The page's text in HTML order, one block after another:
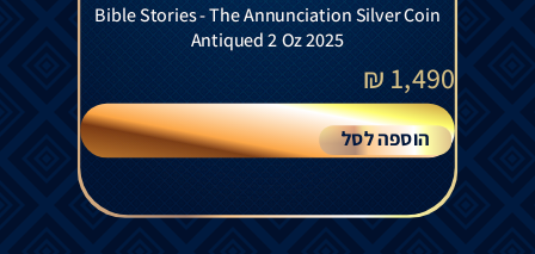
Bible Stories - The Annunciation Silver Coin
Antiqued 2 Oz 2025
1,490
₪
הוספה לסל